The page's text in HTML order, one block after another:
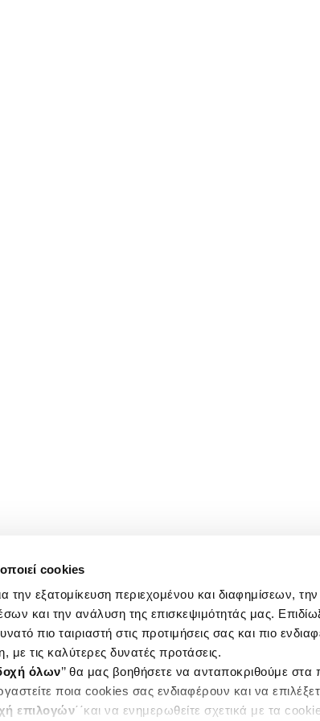
cookies
την εξατομίκευση περιεχομένου και διαφημίσεων,
και την ανάλυση της επισκεψιμότητάς μας.
πιο ταιριαστή στις προτιμήσεις σας και πιο
με τις καλύτερες δυνατές προτάσεις.
όλων’’ θα μας βοηθήσετε να ανταποκριθούμε
ποια cookies σας ενδιαφέρουν και να
επιλογών΄΄και να ενημερωθείτε σχετικά με τα